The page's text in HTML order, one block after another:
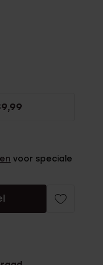
voor speciale